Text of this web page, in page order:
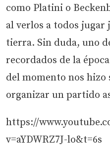
como Platini o
al verlos a todos jugar
tierra. Sin duda, uno
recordados de la
del momento nos hizo
organizar un partido
https://
v=aYDWRZ7J-lo&t=6s